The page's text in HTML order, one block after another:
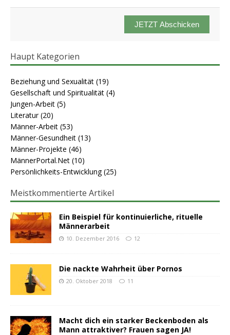
JETZT Abschicken
Haupt Kategorien
Beziehung und Sexualität (19)
Gesellschaft und Spiritualität (4)
Jungen-Arbeit (5)
Literatur(20)
Männer-Arbeit (53)
Männer-Gesundheit (13)
Männer-Projekte (46)
MännerPortal.Net (10)
Persönlichkeits-Entwicklung(25)
Meistkommentierte Artikel
Ein Beispiel für kontinuierliche, rituelle
Männerarbeit
10. Dezember 2016 12
Die nackte Wahrheit über Pornos
20. Oktober 2018 11
Macht dich ein starker Beckenboden als
Mann attraktiver? Frauen sagen JA!